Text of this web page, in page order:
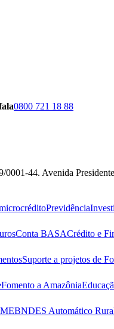
0800 721 18 88
Avenida
Previdência
Conta BASACrédito e
Suporte a projetos de
Fomento a Amazônia
BNDES Automático